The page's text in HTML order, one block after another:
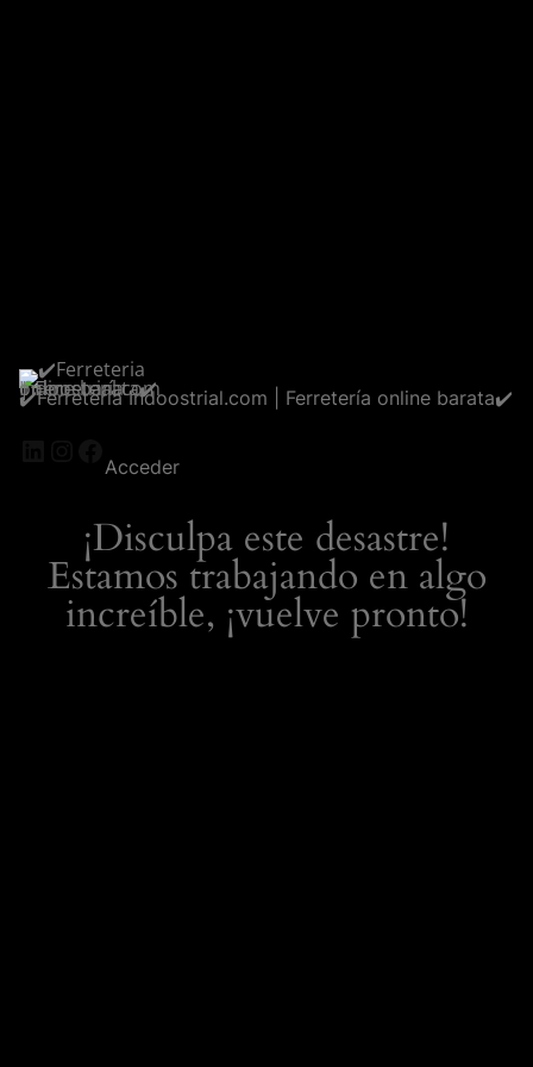
✔️Ferreteria Indoostrial.com | Ferretería online barata✔️
LinkedIn
Instagram
Facebook
Acceder
¡Disculpa este desastre!
Estamos trabajando en algo
increíble, ¡vuelve pronto!